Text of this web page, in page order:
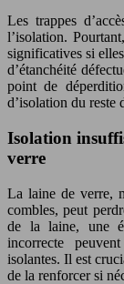
Les trappes
l’isolation.
significatives si
d’étanchéité
point de
d’isolation du reste
Isolation
verre
La laine de verre,
combles, peut
de la laine, une
incorrecte
isolantes. Il est
de la renforcer si